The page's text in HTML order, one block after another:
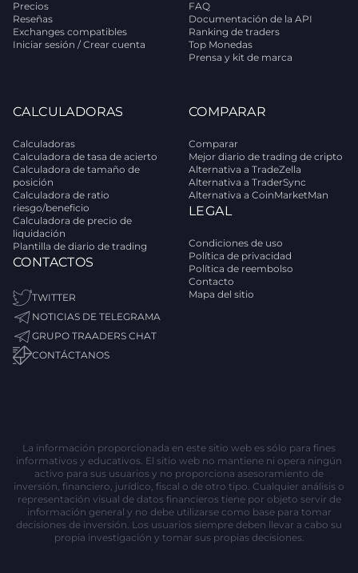
Precios
Reseñas
Exchanges compatibles
Iniciar sesión / Crear cuenta
FAQ
Documentación de la API
Ranking de traders
Top Monedas
Prensa y kit de marca
CALCULADORAS
Calculadoras
Calculadora de tasa de acierto
Calculadora de tamaño de
posición
Calculadora de ratio
riesgo/beneficio
Calculadora de precio de
liquidación
Plantilla de diario de trading
CONTACTOS
TWITTER
NOTICIAS DE TELEGRAMA
GRUPO TRAADERS CHAT
CONTÁCTANOS
COMPARAR
Comparar
Mejor diario de trading de cripto
Alternativa a TradeZella
Alternativa a TraderSync
Alternativa a CoinMarketMan
LEGAL
Condiciones de uso
Política de privacidad
Política de reembolso
Contacto
Mapa del sitio
La información proporcionada en este sitio web es sólo para fines
informativos y educativos. El sitio web no mantiene ni opera ningún
activo para sus usuarios y no proporciona asesoramiento de
inversión, financiero, jurídico, fiscal o de otro tipo. Cualquier análisis o
representación visual de datos financieros tiene por objeto servir de
información general y no debe utilizarse como base para tomar
decisiones de inversión. Los usuarios siempre deben llevar a cabo su
propia investigación y tomar sus propias decisiones.